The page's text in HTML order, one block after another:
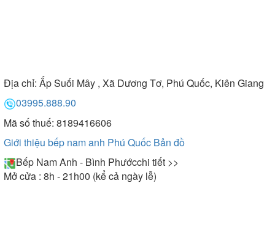
Địa chỉ: Ấp Suối Mây , Xã Dương Tơ, Phú Quốc, Kiên Giang
03995.888.90
Mã số thuế: 8189416606
Giới thiệu bếp nam anh Phú Quốc Bản đồ
Bếp Nam Anh - Bình Phướcchi tiết >>
Mở cửa : 8h - 21h00 (kể cả ngày lễ)